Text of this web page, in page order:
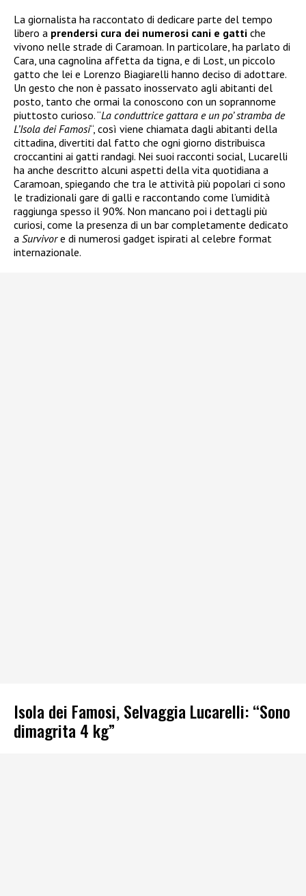
La giornalista ha raccontato di dedicare parte del tempo
libero a prendersi cura dei numerosi cani e gatti che
vivono nelle strade di Caramoan. In particolare, ha parlato di
Cara, una cagnolina affetta da tigna, e di Lost, un piccolo
gatto che lei e Lorenzo Biagiarelli hanno deciso di adottare.
Un gesto che non è passato inosservato agli abitanti del
posto, tanto che ormai la conoscono con un soprannome
piuttosto curioso. “La conduttrice gattara e un po’ stramba de
L’Isola dei Famosi“, così viene chiamata dagli abitanti della
cittadina, divertiti dal fatto che ogni giorno distribuisca
croccantini ai gatti randagi. Nei suoi racconti social, Lucarelli
ha anche descritto alcuni aspetti della vita quotidiana a
Caramoan, spiegando che tra le attività più popolari ci sono
le tradizionali gare di galli e raccontando come l’umidità
raggiunga spesso il 90%. Non mancano poi i dettagli più
curiosi, come la presenza di un bar completamente dedicato
a Survivore di numerosi gadget ispirati al celebre format
internazionale.
Isola dei Famosi, Selvaggia Lucarelli: “Sono
dimagrita 4 kg”